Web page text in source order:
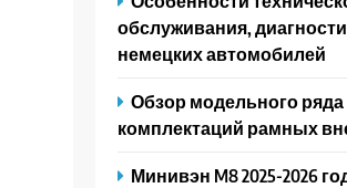
обслуживания,
немецких автомобилей
Обзор модельного ряда
комплектаций рамных
Минивэн M8 2025-2026